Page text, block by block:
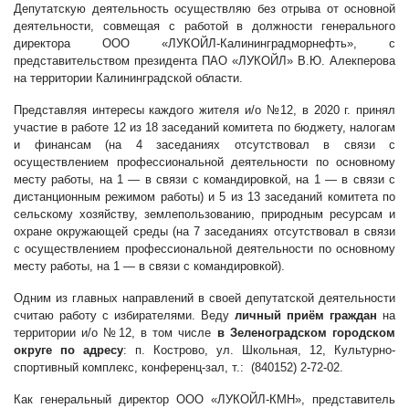
Депутатскую деятельность осуществляю без отрыва от основной
деятельности, совмещая с работой в должности генерального
директора ООО «ЛУКОЙЛ-Калининградморнефть», с
представительством президента ПАО «ЛУКОЙЛ» В.Ю. Алекперова
на территории Калининградской области.
Представляя интересы каждого жителя и/о №12, в 2020 г. принял
участие в работе 12 из 18 заседаний комитета по бюджету, налогам
и финансам (на 4 заседаниях отсутствовал в связи с
осуществлением профессиональной деятельности по основному
месту работы, на 1 — в связи с командировкой, на 1 — в связи с
дистанционным режимом работы) и 5 из 13 заседаний комитета по
сельскому хозяйству, землепользованию, природным ресурсам и
охране окружающей среды (на 7 заседаниях отсутствовал в связи
с осуществлением профессиональной деятельности по основному
месту работы, на 1 — в связи с командировкой).
Одним из главных направлений в своей депутатской деятельности
считаю работу с избирателями. Веду личный приём граждан на
территории и/о №12, в том числе в Зеленоградском городском
округе по адресу: п. Кострово, ул. Школьная, 12, Культурно-
спортивный комплекс, конференц-зал, т.: (840152) 2-72-02.
Как генеральный директор ООО «ЛУКОЙЛ-КМН», представитель